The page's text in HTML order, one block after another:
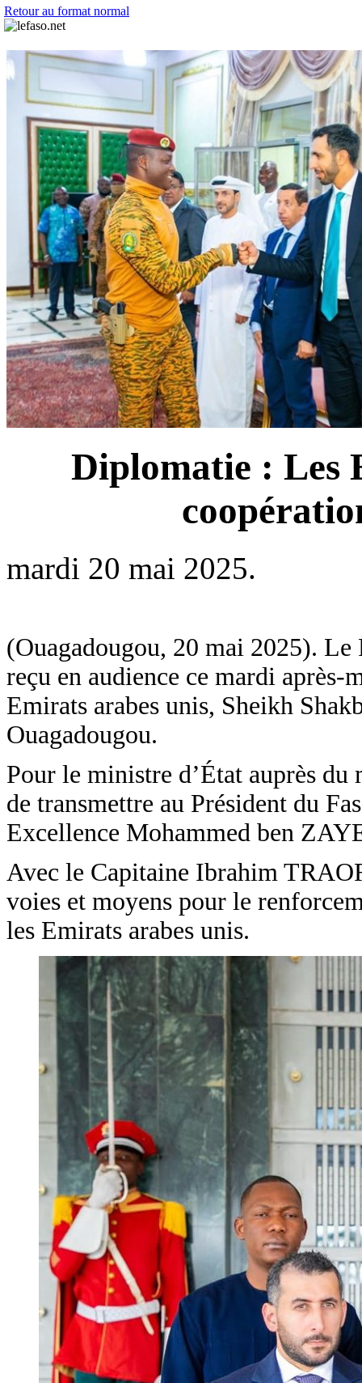
Retour au format normal
Diplomatie : Les
mardi 20 mai 2025.
(Ouagadougou, 20 mai 2025).
reçu en audience ce mardi
Emirats arabes unis, Sheikh
Ouagadougou.
Pour le ministre d’État auprès
de transmettre au Président du
Excellence Mohammed ben
Avec le Capitaine Ibrahim
voies et moyens pour le
les Emirats arabes unis.